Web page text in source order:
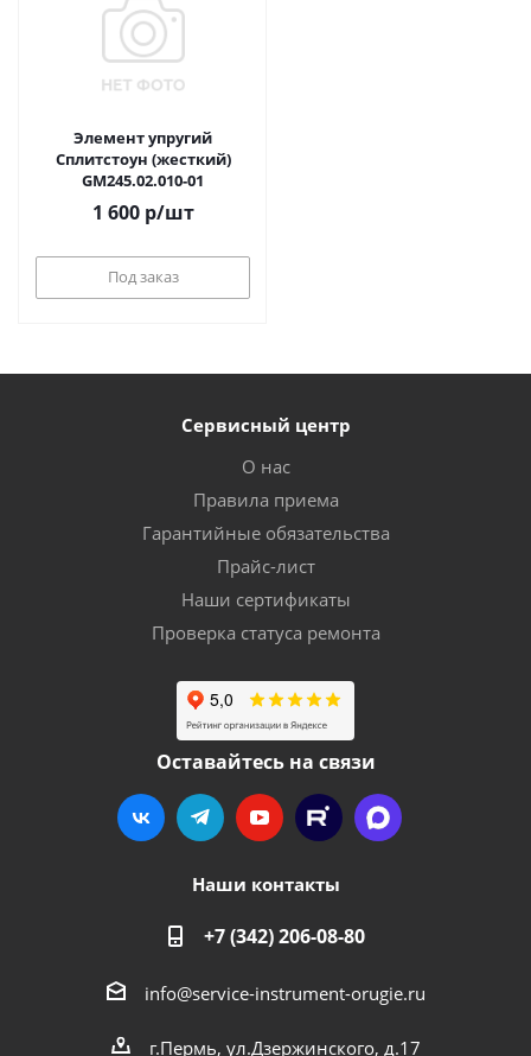
Элемент упругий
Сплитстоун (жесткий)
GM245.02.010-01
1 600р/шт
Под заказ
Сервисный центр
О нас
Правила приема
Гарантийные обязательства
Прайс-лист
Наши сертификаты
Проверка статуса ремонта
Оставайтесь на связи
Наши контакты
+7 (342) 206-08-80
info@service-instrument-orugie.ru
г.Пермь, ул.Дзержинского, д.17